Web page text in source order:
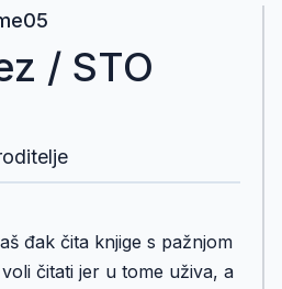
/ STO
đak čita knjige s pažnjom
čitati jer u tome uživa, a